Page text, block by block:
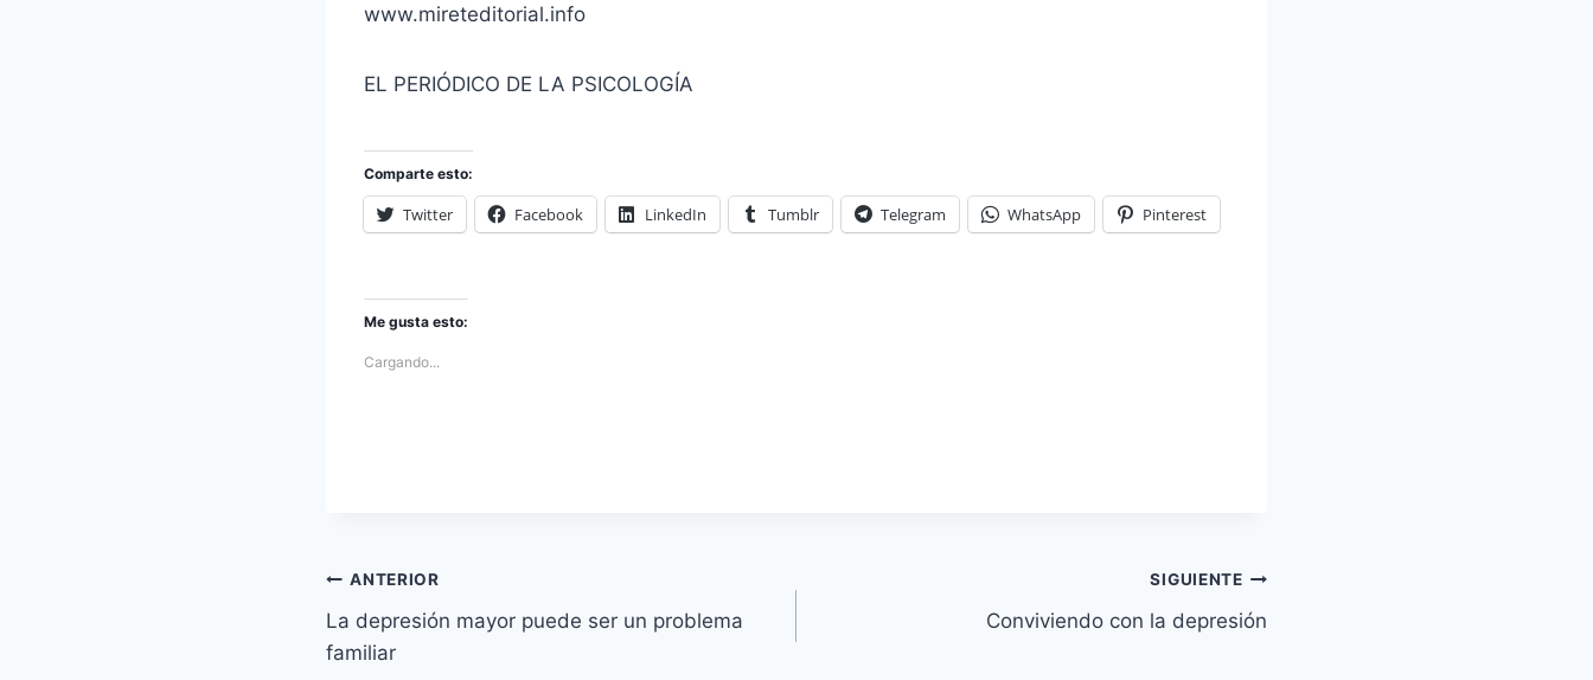
www.mireteditorial.info
EL PERIÓDICO DE LA PSICOLOGÍA
Comparte esto:
Twitter Facebook LinkedIn Tumblr Telegram WhatsApp Pinterest
Me gusta esto:
Cargando...
Navegación
de
ANTERIOR
La depresión mayor puede ser un problema
familiar
SIGUIENTE
Conviviendo con la depresión